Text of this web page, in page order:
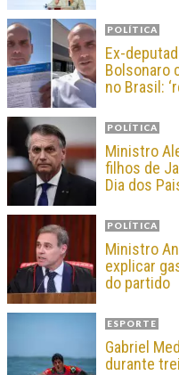
POLÍTICA
Ex-
Bolsonaro
no Brasil:
POLÍTICA
Ministro
filhos de
Dia dos
POLÍTICA
Ministro
explicar
do partido
ESPORTE
Gabriel
durante